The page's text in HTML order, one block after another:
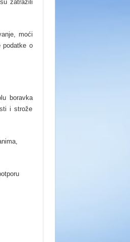
zatražili
moći
podatke o
boravka
i strože